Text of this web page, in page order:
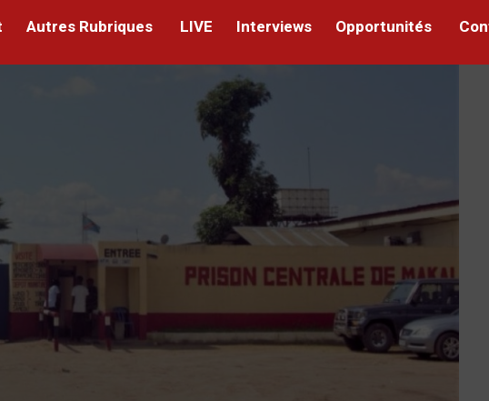
Autres Rubriques LIVE Interviews Opportunités